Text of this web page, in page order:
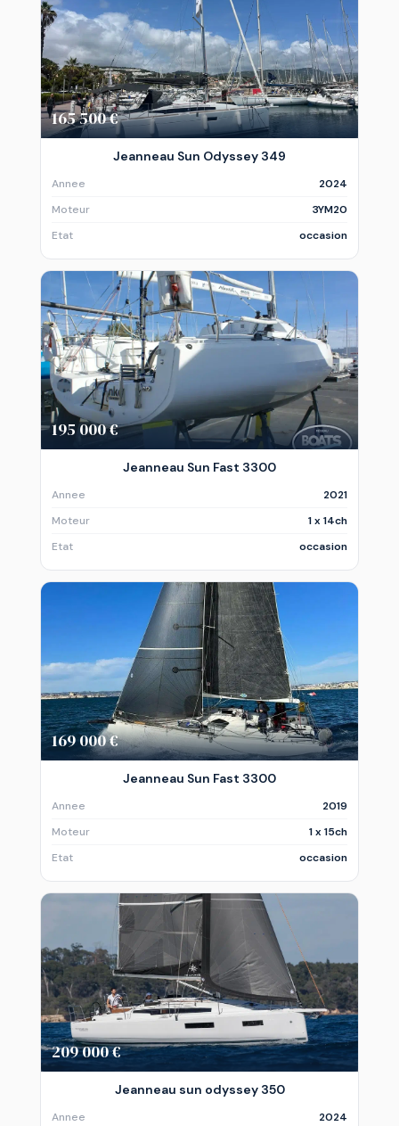
165 500 €
Jeanneau Sun Odyssey 349
Annee
2024
Moteur
3YM20
Etat
occasion
195 000 €
Jeanneau Sun Fast 3300
Annee
2021
Moteur
1 x 14ch
Etat
occasion
169 000 €
Jeanneau Sun Fast 3300
Annee
2019
Moteur
1 x 15ch
Etat
occasion
209 000 €
Jeanneau sun odyssey 350
Annee
2024